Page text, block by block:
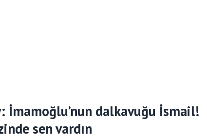
İmamoğlu’nun dalkavuğu İsmail!
sen vardın